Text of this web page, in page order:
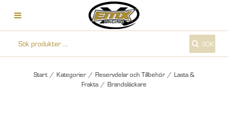
SÖK
Start / Kategorier / Reservdelar och Tillbehör / Lasta &
Frakta / Brandsläckare